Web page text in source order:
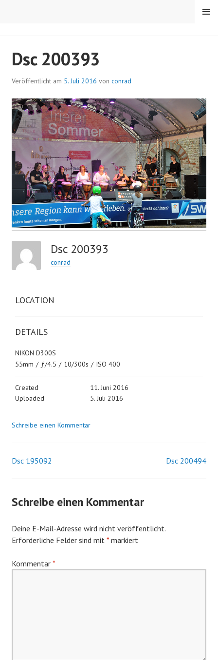
MENÜ
Dsc 200393
Veröffentlicht am 5. Juli 2016 von conrad
Dsc 200393
conrad
LOCATION
DETAILS
NIKON D300S
55mm / ƒ/4.5 / 10/300s / ISO 400
Created
11. Juni 2016
Uploaded
5. Juli 2016
Schreibe einen Kommentar
Beitrags-
Dsc 195092 Dsc 200494
Schreibe einen Kommentar
Deine E-Mail-Adresse wird nicht veröffentlicht.
Erforderliche Felder sind mit * markiert
Kommentar *